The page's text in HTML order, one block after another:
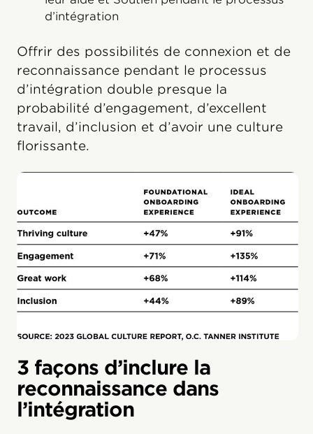
d’intégration
Offrir des possibilités de connexion et de
reconnaissance pendant le processus
d’intégration double presque la
probabilité d’engagement, d’excellent
travail, d’inclusion et d’avoir une culture
florissante.
3 façons d’inclure la
reconnaissance dans
l’intégration